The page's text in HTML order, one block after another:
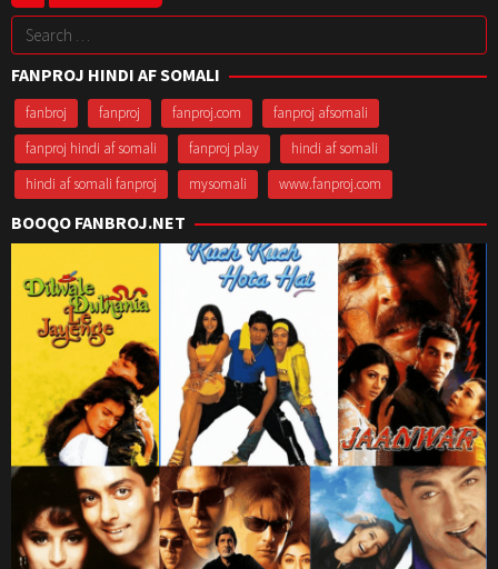
Oct
2008
Gadhvi
Search
for:
FANPROJ HINDI AF SOMALI
fanbroj fanproj fanproj.com
fanproj afsomali
fanproj hindi af somali
fanproj play
hindi af somali
hindi af somali fanproj
mysomali www.fanproj.com
BOOQO FANBROJ.NET